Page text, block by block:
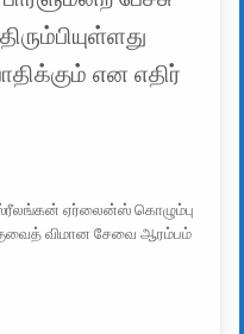
என எதிர்
ஏர்லைன்ஸ் கொழும்பு
விமான சேவை ஆரம்பம்